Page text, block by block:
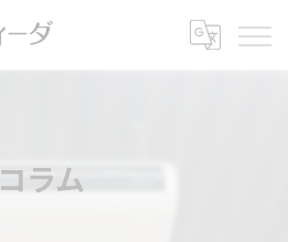
コラム